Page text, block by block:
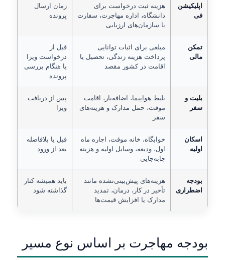
اپلیکیشن
فی
هزینه ثبت درخواست برای
دانشگاه، اداره مهاجرت، سفارت
یا سازمان‌های ارزیابی
زمان ارسال
پرونده
تمکن
مالی
مبلغی برای اثبات توانایی
پرداخت هزینه زندگی، تحصیل یا
اقامت در کشور مقصد
قبل از
درخواست ویزا
یا هنگام بررسی
پرونده
بلیت و
سفر
بلیط هواپیما، اضافه‌بار، اقامت
موقت، حمل مدارک و هزینه‌های
سفر
پس از دریافت
ویزا
اسکان
اولیه
خوابگاه، خانه موقت، اجاره ماه
اول، ودیعه، وسایل اولیه و هزینه
جابه‌جایی
قبل یا بلافاصله
بعد از ورود
بودجه
اضطراری
هزینه‌های پیش‌بینی‌نشده مانند
تأخیر در کار، درمان، تمدید
مدارک یا افزایش قیمت‌ها
باید همیشه کنار
گذاشته شود
بودجه مهاجرت بر اساس نوع مسیر